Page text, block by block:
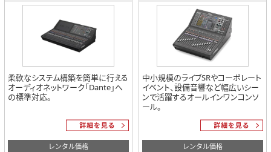
柔軟なシステム構築を簡単に行える
オーディオネットワーク「Dante」へ
の標準対応。
レンタル価格
中小規模のライブSRやコーポレート
イベント、設備音響など幅広いシー
ンで活躍するオールインワンコンソ
ール。
レンタル価格